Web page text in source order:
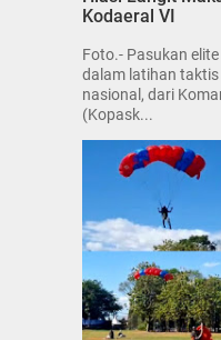
Kodaeral VI
Foto.- Pasukan
dalam latihan
nasional, dari
(Kopask...